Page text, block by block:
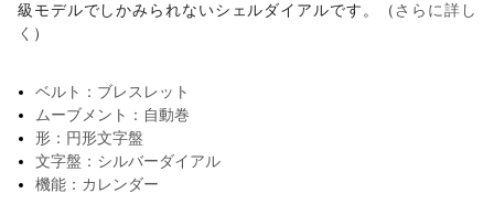
級モデルでしかみられないシェルダイアルです。（ さらに詳し
く ）
ベルト：ブレスレット
ムーブメント：自動巻
形：円形文字盤
文字盤：シルバーダイアル
機能：カレンダー